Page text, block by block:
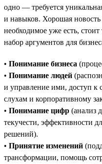
одно — требуется
и навыков. Хорошая
необходимое уже есть,
набор аргументов для
• Понимание бизнеса
• Понимание людей
и управление ими, доступ
слухам и корпоративному
• Понимание цифр (анализ
текучести, эффективности
решений).
• Принятие изменений
трансформации, помощь